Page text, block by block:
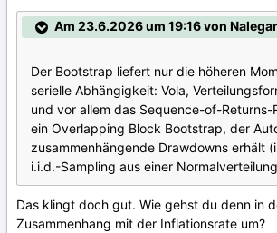
Am 23.6.2026 um 19:16 von
Der Bootstrap liefert nur die höheren
serielle Abhängigkeit: Vola,
und vor allem das Sequence-of-Returns-
ein Overlapping Block Bootstrap, der
zusammenhängende Drawdowns erhält
i.i.d.-Sampling aus einer
Das klingt doch gut. Wie gehst du denn in
Zusammenhang mit der Inflationsrate um?